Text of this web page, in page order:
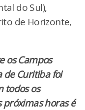
do Sul),
de Horizonte,
os Campos
de Curitiba foi
todos os
próximas horas é